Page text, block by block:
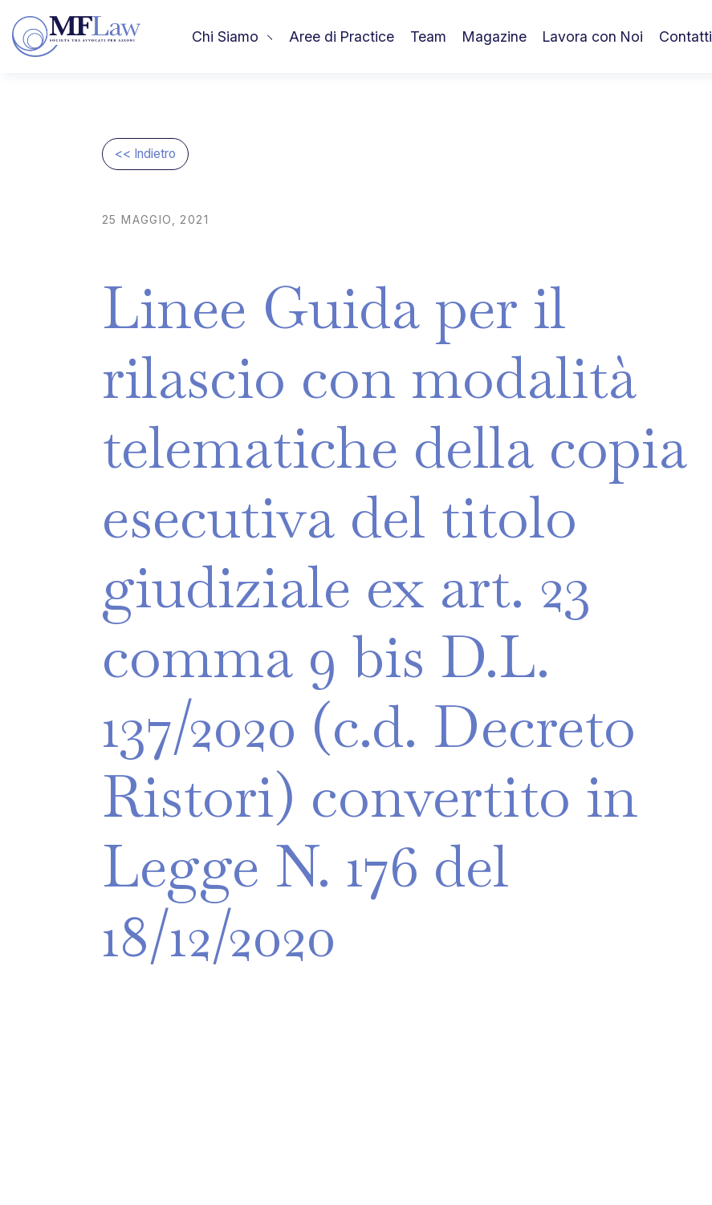
Chi Siamo Aree di Practice Team Magazine Lavora con Noi Contatti
<< Indietro
25 MAGGIO, 2021
Linee Guida per il
rilascio con modalità
telematiche della copia
esecutiva del titolo
giudiziale ex art. 23
comma 9 bis D.L.
137/2020 (c.d. Decreto
Ristori) convertito in
Legge N. 176 del
18/12/2020